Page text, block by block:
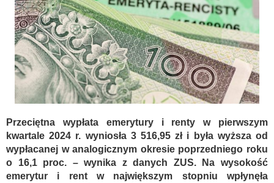
Przeciętna wypłata emerytury i renty w pierwszym
kwartale 2024 r. wyniosła 3 516,95 zł i była wyższa od
wypłacanej w analogicznym okresie poprzedniego roku
o 16,1 proc. – wynika z danych ZUS. Na wysokość
emerytur i rent w największym stopniu wpłynęła